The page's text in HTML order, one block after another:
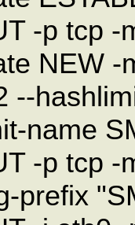
-p tcp
NEW
--
name
-p tcp
prefix